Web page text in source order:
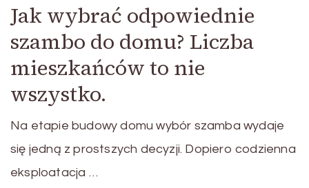
Jak wybrać odpowiednie
szambo do domu? Liczba
mieszkańców to nie
wszystko.
Na etapie budowy domu wybór szamba wydaje
się jedną z prostszych decyzji. Dopiero codzienna
eksploatacja …